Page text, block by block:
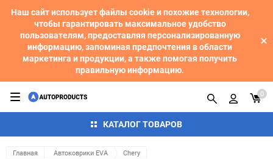
Наш сайт использует файлы cookie и похожие технологии,
чтобы гарантировать максимальное удобство
пользователям, предоставляя персонализированную
информацию, запоминая предпочтения в области
маркетинга и продукции, а также помогая получить
правильную информацию.
КАТАЛОГ ТОВАРОВ
0
Главная Автоковрики EVA Chery